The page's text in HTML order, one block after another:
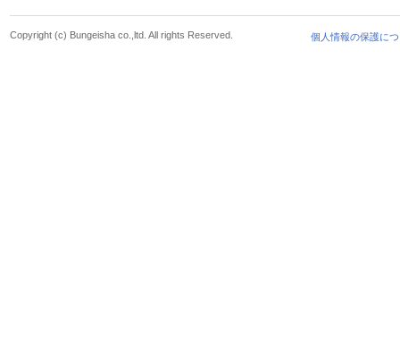
個人情報の保護に
Copyright (c) Bungeisha co.,ltd. All rights Reserved.